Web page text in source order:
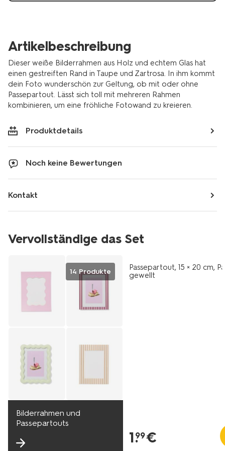
Artikelbeschreibung
Dieser weiße Bilderrahmen aus Holz und echtem Glas hat
einen gestreiften Rand in Taupe und Zartrosa. In ihm kommt
dein Foto wunderschön zur Geltung, ob mit oder ohne
Passepartout. Lässt sich toll mit mehreren Rahmen
kombinieren, um eine fröhliche Fotowand zu kreieren.
Produktdetails
Noch keine Bewertungen
Kontakt
Vervollständige das Set
14 Produkte
Bilderrahmen und
Passepartouts
Passepartout, 15 × 20 cm,
gewellt
1.
99€